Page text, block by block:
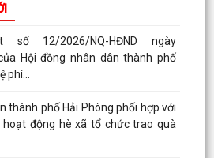
số 12/2026/NQ-HĐND ngày
Hội đồng nhân dân thành phố
phí...
thành phố Hải Phòng phối hợp với
hoạt động hè xã tổ chức trao quà